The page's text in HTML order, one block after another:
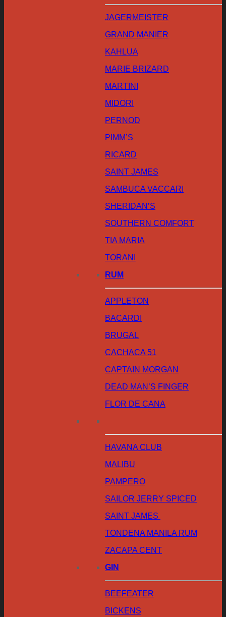
JAGERMEISTER
GRAND MANIER
KAHLUA
MARIE BRIZARD
MARTINI
MIDORI
PERNOD
PIMM’S
RICARD
SAINT JAMES
SAMBUCA VACCARI
SHERIDAN’S
SOUTHERN COMFORT
TIA MARIA
TORANI
RUM
APPLETON
BACARDI
BRUGAL
CACHACA 51
CAPTAIN MORGAN
DEAD MAN’S FINGER
FLOR DE CANA
HAVANA CLUB
MALIBU
PAMPERO
SAILOR JERRY SPICED
SAINT JAMES
TONDENA MANILA RUM
ZACAPA CENT
GIN
BEEFEATER
BICKENS